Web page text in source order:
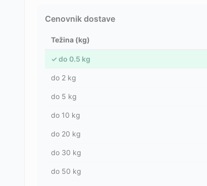
Cenovnik dostave
Težina (kg)
✓ do 0.5 kg
do 2 kg
do 5 kg
do 10 kg
do 20 kg
do 30 kg
do 50 kg